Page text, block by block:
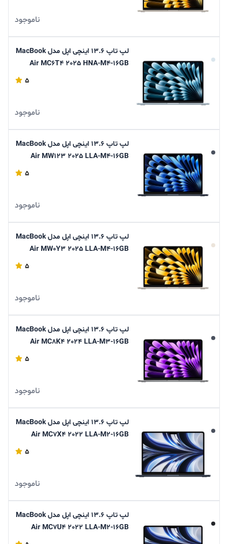
ناموجود
لپ تاپ 13.6 اینچی اپل مدل MacBook
Air MC6T4 2025 HNA-M4-16GB
5
ناموجود
لپ تاپ 13.6 اینچی اپل مدل MacBook
Air MW123 2025 LLA-M4-16GB
5
ناموجود
لپ تاپ 13.6 اینچی اپل مدل MacBook
Air MW0Y3 2025 LLA-M4-16GB
5
ناموجود
لپ تاپ 13.6 اینچی اپل مدل MacBook
Air MC8K4 2024 LLA-M3-16GB
5
ناموجود
لپ تاپ 13.6 اینچی اپل مدل MacBook
Air MC7X4 2022 LLA-M2-16GB
5
ناموجود
لپ تاپ 13.6 اینچی اپل مدل MacBook
Air MC7U4 2022 LLA-M2-16GB